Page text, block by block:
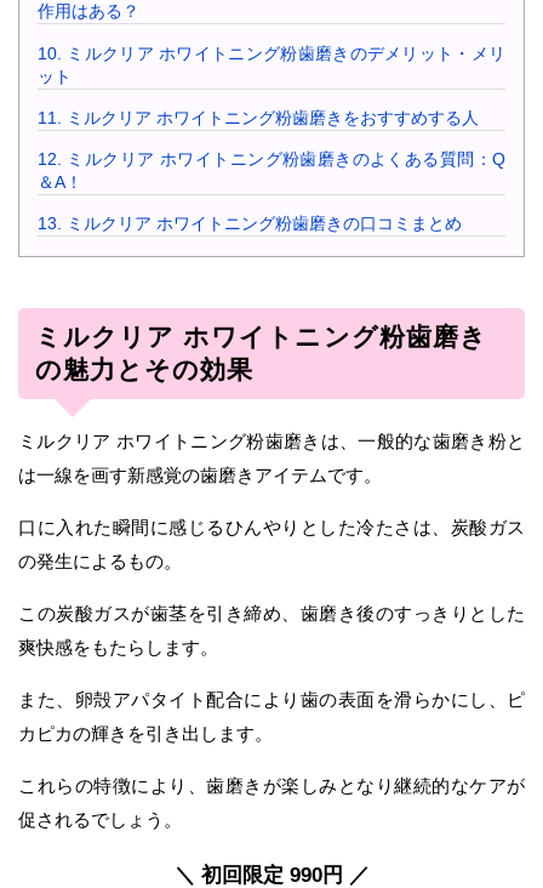
作用はある？
10.
ミルクリア ホワイトニング粉歯磨きのデメリット・メリ
ット
11. ミルクリア ホワイトニング粉歯磨きをおすすめする人
12.
ミルクリア ホワイトニング粉歯磨きのよくある質問：Q
＆A！
13. ミルクリア ホワイトニング粉歯磨きの口コミまとめ
ミルクリア ホワイトニング粉歯磨き
の魅力とその効果
ミルクリア ホワイトニング粉歯磨きは、一般的な歯磨き粉と
は一線を画す新感覚の歯磨きアイテムです。
口に入れた瞬間に感じるひんやりとした冷たさは、炭酸ガス
の発生によるもの。
この炭酸ガスが歯茎を引き締め、歯磨き後のすっきりとした
爽快感をもたらします。
また、卵殻アパタイト配合により歯の表面を滑らかにし、ピ
カピカの輝きを引き出します。
これらの特徴により、歯磨きが楽しみとなり継続的なケアが
促されるでしょう。
＼ 初回限定 990円 ／